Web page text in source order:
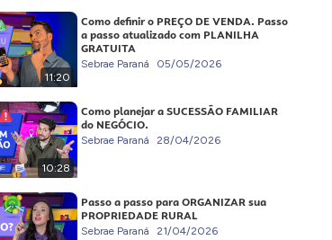
11:20
Como definir o PREÇO DE VENDA. Passo
a passo atualizado com PLANILHA
GRATUITA
Sebrae Paraná 05/05/2026
10:28
Como planejar a SUCESSÃO FAMILIAR
do NEGÓCIO.
Sebrae Paraná 28/04/2026
Passo a passo para ORGANIZAR sua
PROPRIEDADE RURAL
Sebrae Paraná 21/04/2026